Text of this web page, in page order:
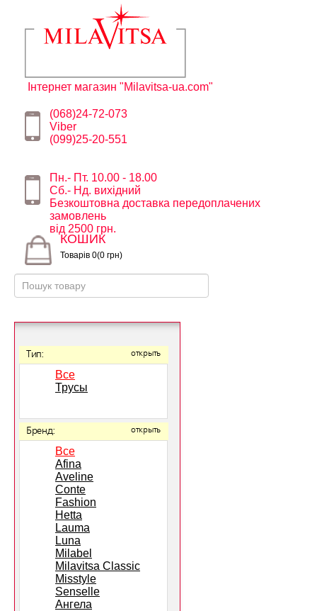
Інтернет магазин "Milavitsa-ua.com"
(068)24-72-073
Viber
(099)25-20-551
Пн.- Пт. 10.00 - 18.00
Сб.- Нд. вихідний
Безкоштовна доставка передоплачених
замовлень
від 2500 грн.
КОШИК
Товарів 0(0 грн)
Тип: открыть
Все
Трусы
Бренд: открыть
Все
Afina
Aveline
Conte
Fashion
Hetta
Lauma
Luna
Milabel
Milavitsa Classic
Misstyle
Senselle
Ангела